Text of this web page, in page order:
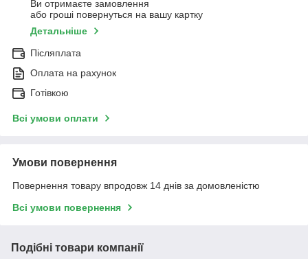
Ви отримаєте замовлення
або гроші повернуться на вашу картку
Детальніше
Післяплата
Оплата на рахунок
Готівкою
Всі умови оплати
Умови повернення
Повернення товару впродовж 14 днів за домовленістю
Всі умови повернення
Подібні товари компанії